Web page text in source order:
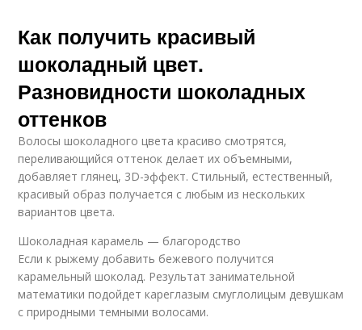
Как получить красивый
шоколадный цвет.
Разновидности шоколадных
оттенков
Волосы шоколадного цвета красиво смотрятся,
переливающийся оттенок делает их объемными,
добавляет глянец, 3D-эффект. Стильный, естественный,
красивый образ получается с любым из нескольких
вариантов цвета.
Шоколадная карамель — благородство
Если к рыжему добавить бежевого получится
карамельный шоколад. Результат занимательной
математики подойдет кареглазым смуглолицым девушкам
с природными темными волосами.